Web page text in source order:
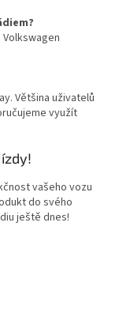
Volkswagen
Většina uživatelů
využít
vašeho vozu
do svého
ještě dnes!